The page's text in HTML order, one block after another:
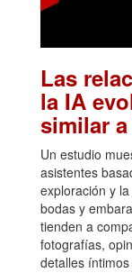
Las
la IA
similar
Un estudio
asistentes
exploración y
bodas y
tienden a
fotografías,
detalles